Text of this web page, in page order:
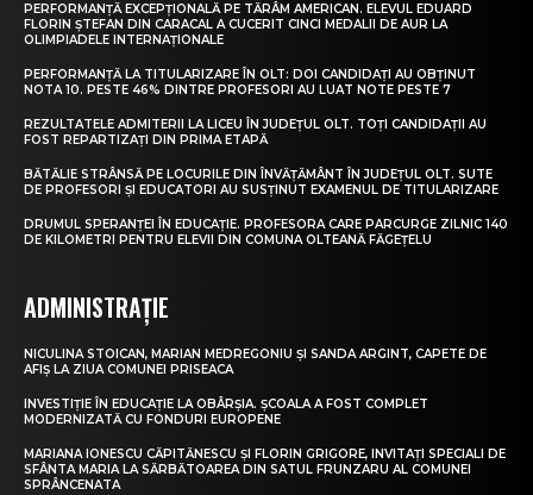
PERFORMANȚĂ EXCEPȚIONALĂ PE TĂRÂM AMERICAN. ELEVUL EDUARD
FLORIN ȘTEFAN DIN CARACAL A CUCERIT CINCI MEDALII DE AUR LA
OLIMPIADELE INTERNAȚIONALE
PERFORMANȚĂ LA TITULARIZARE ÎN OLT: DOI CANDIDAȚI AU OBȚINUT
NOTA 10. PESTE 46% DINTRE PROFESORI AU LUAT NOTE PESTE 7
REZULTATELE ADMITERII LA LICEU ÎN JUDEȚUL OLT. TOȚI CANDIDAȚII AU
FOST REPARTIZAȚI DIN PRIMA ETAPĂ
BĂTĂLIE STRÂNSĂ PE LOCURILE DIN ÎNVĂȚĂMÂNT ÎN JUDEȚUL OLT. SUTE
DE PROFESORI ȘI EDUCATORI AU SUSȚINUT EXAMENUL DE TITULARIZARE
DRUMUL SPERANȚEI ÎN EDUCAȚIE. PROFESORA CARE PARCURGE ZILNIC 140
DE KILOMETRI PENTRU ELEVII DIN COMUNA OLTEANĂ FĂGEȚELU
ADMINISTRAȚIE
NICULINA STOICAN, MARIAN MEDREGONIU ȘI SANDA ARGINT, CAPETE DE
AFIȘ LA ZIUA COMUNEI PRISEACA
INVESTIȚIE ÎN EDUCAȚIE LA OBÂRȘIA. ȘCOALA A FOST COMPLET
MODERNIZATĂ CU FONDURI EUROPENE
MARIANA IONESCU CĂPITĂNESCU ȘI FLORIN GRIGORE, INVITAȚI SPECIALI DE
SFÂNTA MARIA LA SĂRBĂTOAREA DIN SATUL FRUNZARU AL COMUNEI
SPRÂNCENATA